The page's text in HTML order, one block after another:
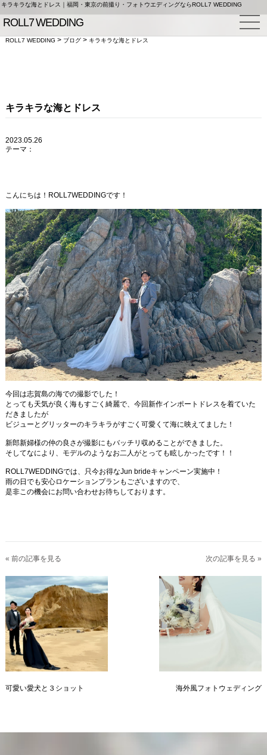
キラキラな海とドレス｜福岡・東京の前撮り・フォトウエディングならROLL7 WEDDING
ROLL7 WEDDING > ブログ> キラキラな海とドレス
キラキラな海とドレス
2023.05.26
テーマ：
こんにちは！ROLL7WEDDINGです！
今回は志賀島の海での撮影でした！
とっても天気が良く海もすごく綺麗で、今回新作インポートドレスを着ていた
だきましたが
ビジューとグリッターのキラキラがすごく可愛くて海に映えてました！
新郎新婦様の仲の良さが撮影にもバッチリ収めることができました。
そしてなにより、モデルのようなお二人がとっても眩しかったです！！
ROLL7WEDDINGでは、只今お得なJun brideキャンペーン実施中！
雨の日でも安心ロケーションプランもございますので、
是非この機会にお問い合わせお待ちしております。
« 前の記事を見る
可愛い愛犬と３ショット
次の記事を見る »
海外風フォトウェディング